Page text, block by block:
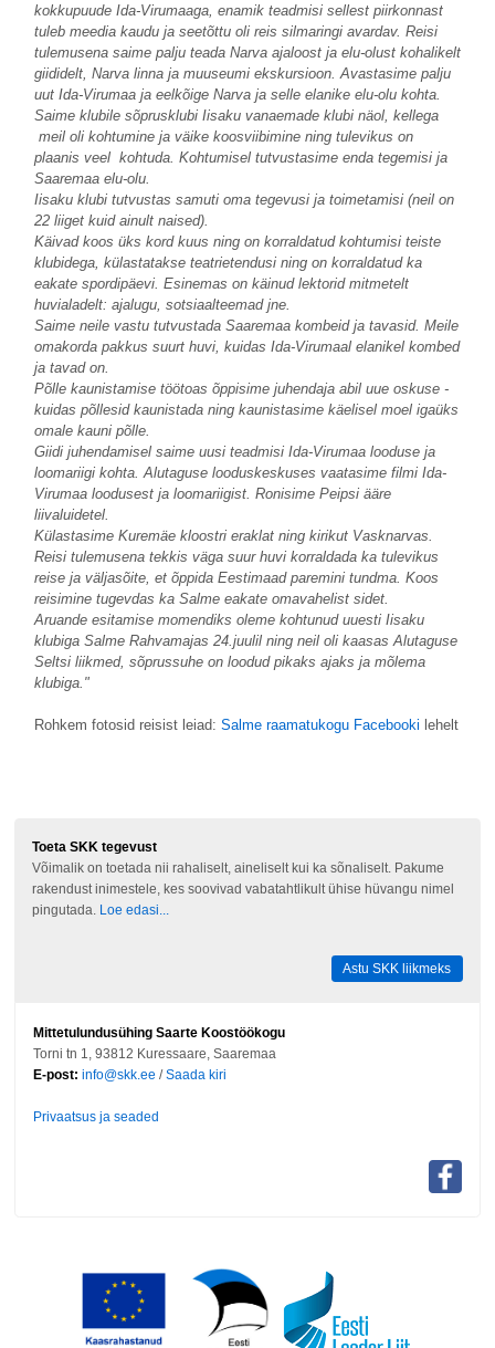
kokkupuude Ida-Virumaaga, enamik teadmisi sellest piirkonnast
tuleb meedia kaudu ja seetõttu oli reis silmaringi avardav. Reisi
tulemusena saime palju teada Narva ajaloost ja elu-olust kohalikelt
giididelt, Narva linna ja muuseumi ekskursioon. Avastasime palju
uut Ida-Virumaa ja eelkõige Narva ja selle elanike elu-olu kohta.
Saime klubile sõprusklubi Iisaku vanaemade klubi näol, kellega
meil oli kohtumine ja väike koosviibimine ning tulevikus on
plaanis veel kohtuda. Kohtumisel tutvustasime enda tegemisi ja
Saaremaa elu-olu.
Iisaku klubi tutvustas samuti oma tegevusi ja toimetamisi (neil on
22 liiget kuid ainult naised).
Käivad koos üks kord kuus ning on korraldatud kohtumisi teiste
klubidega, külastatakse teatrietendusi ning on korraldatud ka
eakate spordipäevi. Esinemas on käinud lektorid mitmetelt
huvialadelt: ajalugu, sotsiaalteemad jne.
Saime neile vastu tutvustada Saaremaa kombeid ja tavasid. Meile
omakorda pakkus suurt huvi, kuidas Ida-Virumaal elanikel kombed
ja tavad on.
Põlle kaunistamise töötoas õppisime juhendaja abil uue oskuse -
kuidas põllesid kaunistada ning kaunistasime käelisel moel igaüks
omale kauni põlle.
Giidi juhendamisel saime uusi teadmisi Ida-Virumaa looduse ja
loomariigi kohta. Alutaguse looduskeskuses vaatasime filmi Ida-
Virumaa loodusest ja loomariigist. Ronisime Peipsi ääre
liivaluidetel.
Külastasime Kuremäe kloostri eraklat ning kirikut Vasknarvas.
Reisi tulemusena tekkis väga suur huvi korraldada ka tulevikus
reise ja väljasõite, et õppida Eestimaad paremini tundma. Koos
reisimine tugevdas ka Salme eakate omavahelist sidet.
Aruande esitamise momendiks oleme kohtunud uuesti Iisaku
klubiga Salme Rahvamajas 24.juulil ning neil oli kaasas Alutaguse
Seltsi liikmed, sõprussuhe on loodud pikaks ajaks ja mõlema
klubiga."
Rohkem fotosid reisist leiad: Salme raamatukogu Facebooki lehelt
Toeta SKK tegevust
Võimalik on toetada nii rahaliselt, aineliselt kui ka sõnaliselt. Pakume
rakendust inimestele, kes soovivad vabatahtlikult ühise hüvangu nimel
pingutada. Loe edasi...
Astu SKK liikmeks
Mittetulundusühing Saarte Koostöökogu
Torni tn 1, 93812 Kuressaare, Saaremaa
E-post: info@skk.ee / Saada kiri
Privaatsus ja seaded